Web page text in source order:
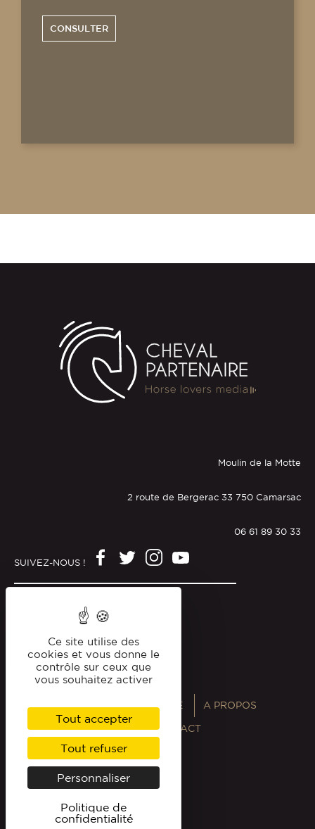
CONSULTER
Moulin de la Motte
2 route de Bergerac 33 750 Camarsac
06 61 89 30 33
SUIVEZ-NOUS !
Politique de confidentialité
ANNUAIRES MAGAZINE A PROPOS
PROFESSIONNELS CONTACT
Ce site utilise des
cookies et vous donne le
contrôle sur ceux que
vous souhaitez activer
Tout accepter
Tout refuser
Personnaliser
Politique de
confidentialité